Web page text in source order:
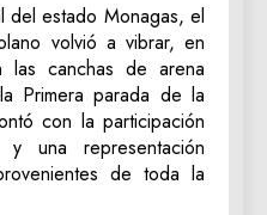
del estado Monagas, el
volvió a vibrar, en
las canchas de arena
Primera parada de la
con la participación
una representación
de toda la